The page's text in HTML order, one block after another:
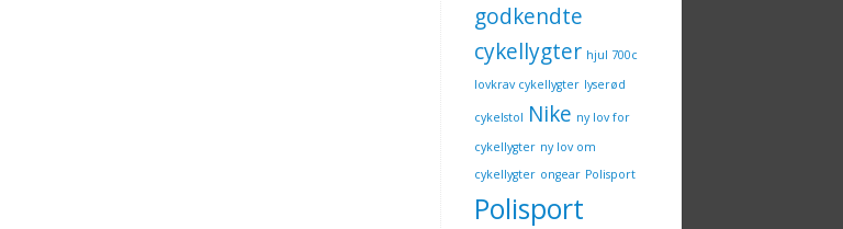
godkendte
cykellygter hjul 700c
lovkrav cykellygter lyserød
cykelstol Nike ny lov for
cykellygter ny lov om
cykellygter ongear Polisport
Polisport